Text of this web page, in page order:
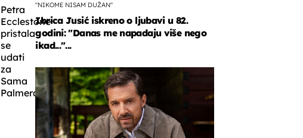
Petra
Ecclestone
pristala
se
udati
za
Sama
Palmera.
"NIKOME NISAM DUŽAN"
Ibrica Jusić iskreno o ljubavi u 82.
godini: "Danas me napadaju više nego
ikad..."...